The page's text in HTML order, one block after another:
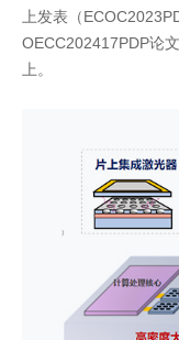
上发表（
OECC202417PDP论
上。